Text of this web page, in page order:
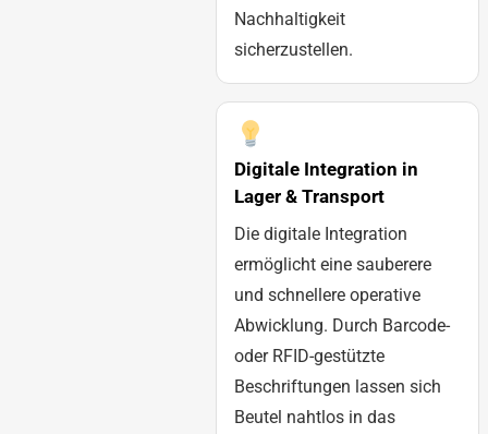
Nachhaltigkeit
sicherzustellen.
Digitale Integration in
Lager & Transport
Die digitale Integration
ermöglicht eine sauberere
und schnellere operative
Abwicklung. Durch Barcode-
oder RFID-gestützte
Beschriftungen lassen sich
Beutel nahtlos in das